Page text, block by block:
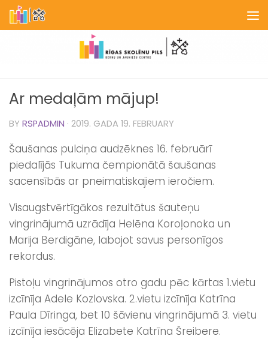
Skip to content
Ar medaļām mājup!
BY RSPADMIN · 2019. GADA 19. FEBRUARY
Šaušanas pulciņa audzēknes 16. februārī
piedalījās Tukuma čempionātā šaušanas
sacensībās ar pneimatiskajiem ieročiem.
Visaugstvērtīgākos rezultātus šauteņu
vingrinājumā uzrādīja Helēna Koroļonoka un
Marija Berdigāne, labojot savus personīgos
rekordus.
Pistoļu vingrinājumos otro gadu pēc kārtas 1.vietu
izcīnīja Adele Kozlovska. 2.vietu izcīnīja Katrīna
Paula Dīringa, bet 10 šāvienu vingrinājumā 3. vietu
izcīnīja iesācēja Elizabete Katrīna Šreibere.